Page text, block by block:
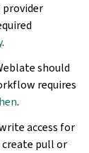
.
should
requires
.
access for
create pull or